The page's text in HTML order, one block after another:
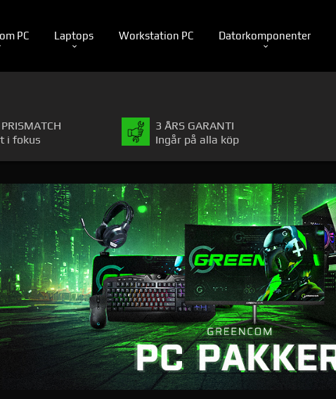
PC Laptops Workstation PC Datorkomponenter
i fokus
3 ÅRS GARANTI
Ingår på alla köp